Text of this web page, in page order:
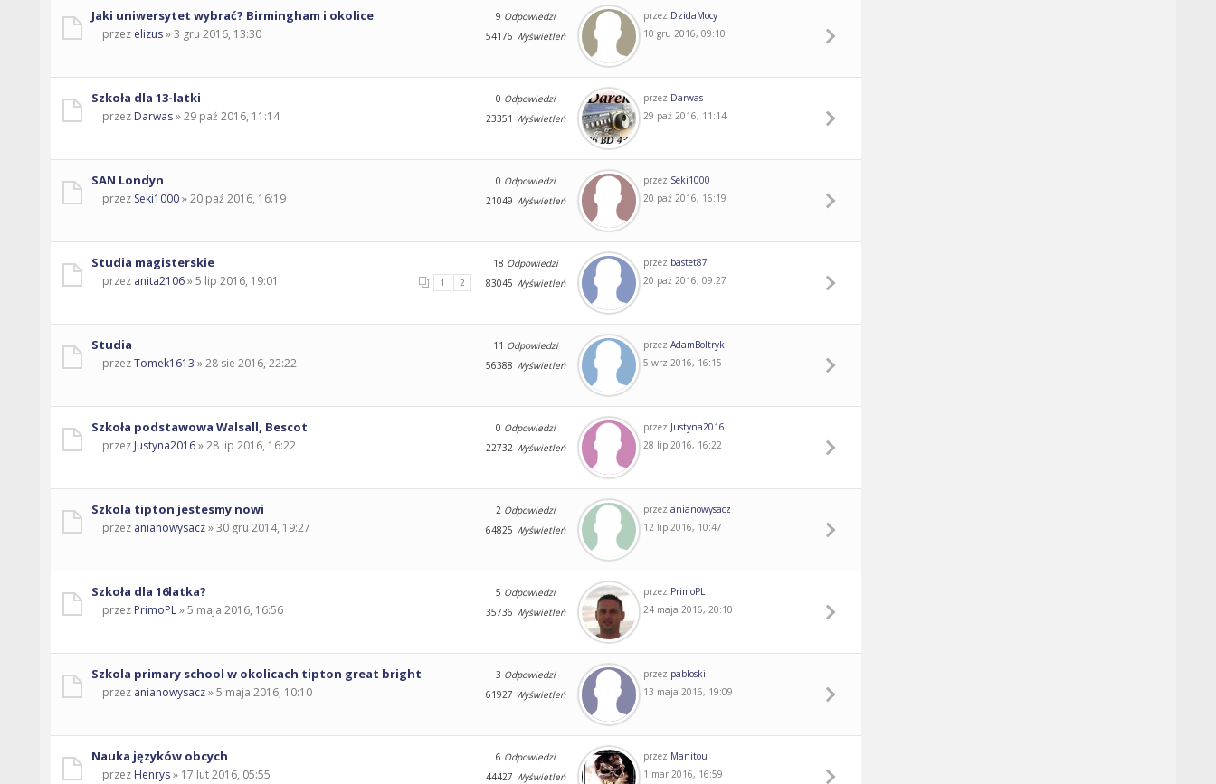
Jaki uniwersytet wybrać? Birmingham i okolice
przez elizus» 3 gru 2016, 13:30
9 Odpowiedzi
54176 Wyświetleń
przez DzidaMocy
10 gru 2016, 09:10
Szkoła dla 13-latki
przez Darwas» 29 paź 2016, 11:14
0 Odpowiedzi
23351 Wyświetleń
przez Darwas
29 paź 2016, 11:14
SAN Londyn
przez Seki1000» 20 paź 2016, 16:19
0 Odpowiedzi
21049 Wyświetleń
przez Seki1000
20 paź 2016, 16:19
Studia magisterskie
1 2
przez anita2106» 5 lip 2016, 19:01
18 Odpowiedzi
83045 Wyświetleń
przez bastet87
20 paź 2016, 09:27
Studia
przezTomek1613 » 28 sie 2016, 22:22
11 Odpowiedzi
56388 Wyświetleń
przez AdamBoltryk
5 wrz 2016, 16:15
Szkoła podstawowa Walsall, Bescot
przez Justyna2016» 28 lip 2016, 16:22
0 Odpowiedzi
22732 Wyświetleń
przez Justyna2016
28 lip 2016, 16:22
Szkola tipton jestesmy nowi
przez anianowysacz» 30 gru 2014, 19:27
2 Odpowiedzi
64825 Wyświetleń
przez anianowysacz
12 lip 2016, 10:47
Szkoła dla 16latka?
przez PrimoPL» 5 maja 2016, 16:56
5 Odpowiedzi
35736 Wyświetleń
przez PrimoPL
24 maja 2016, 20:10
Szkola primary school w okolicach tipton great bright
przez anianowysacz» 5 maja 2016, 10:10
3 Odpowiedzi
61927 Wyświetleń
przez pabloski
13 maja 2016, 19:09
Nauka języków obcych
przez Henrys» 17 lut 2016, 05:55
6 Odpowiedzi
44427 Wyświetleń
przez Manitou
1 mar 2016, 16:59